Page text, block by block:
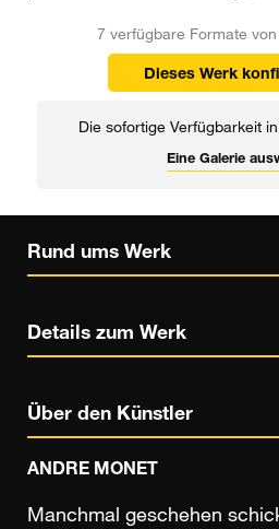
7 verfügbare Formate von
Dieses Werk
Die sofortige Verfügbarkeit
Eine Galerie
Rund ums Werk
Details zum Werk
Über den Künstler
ANDRE MONET
Manchmal geschehen